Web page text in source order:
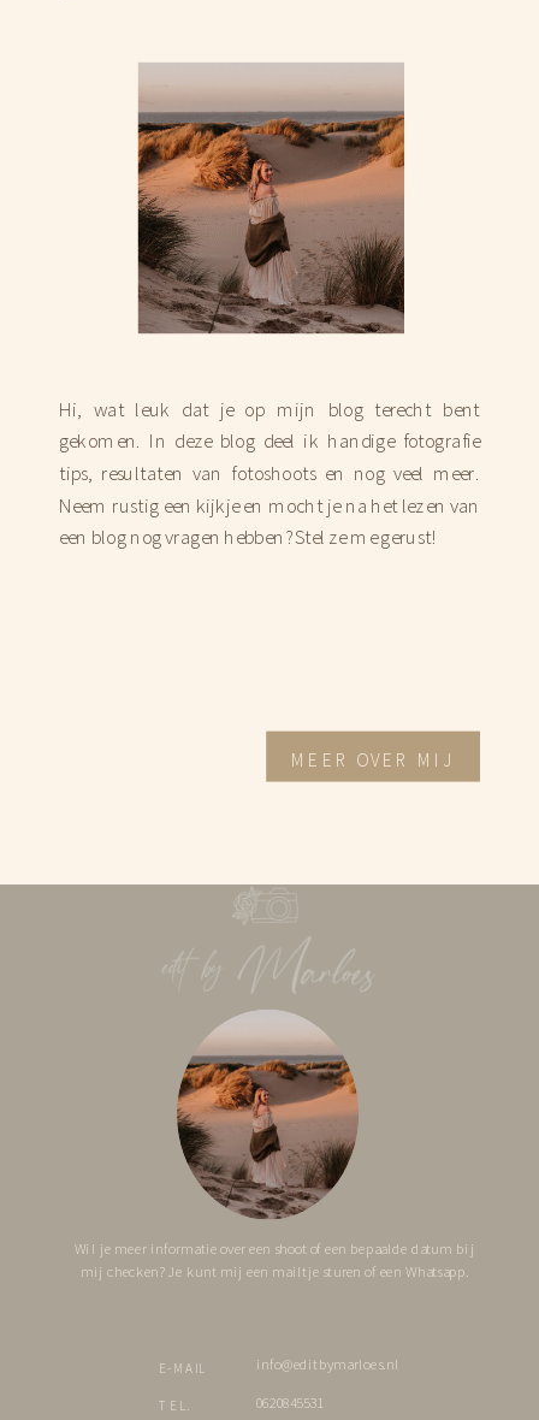
MEER OVER MIJ
Hi, wat leuk dat je op mijn blog terecht bent
gekomen. In deze blog deel ik handige fotografie
tips, resultaten van fotoshoots en nog veel meer.
Neem rustig een kijkje en mocht je na het lezen van
een blog nog vragen hebben? Stel ze me gerust!
0620845531
TEL.
info@editbymarloes.nl
E-MAIL
Wil je meer informatie over een shoot of een bepaalde datum bij
mij checken? Je kunt mij een mailtje sturen of een Whatsapp.